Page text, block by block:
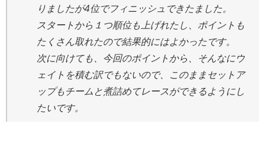
りましたが4位でフィニッシュできたました。
スタートから１つ順位も上げれたし、ポイントも
たくさん取れたので結果的にはよかったです。
次に向けても、今回のポイントから、そんなにウ
ェイトを積む訳でもないので、このままセットア
ップもチームと煮詰めてレースができるようにし
たいです。